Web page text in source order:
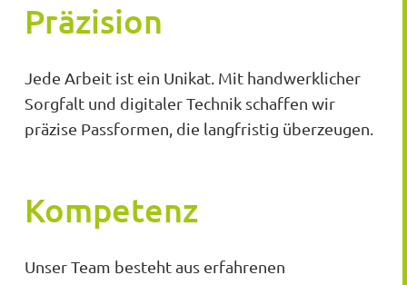
Präzision
Jede Arbeit ist ein Unikat. Mit handwerklicher
Sorgfalt und digitaler Technik schaffen wir
präzise Passformen, die langfristig überzeugen.
Kompetenz
Unser Team besteht aus erfahrenen